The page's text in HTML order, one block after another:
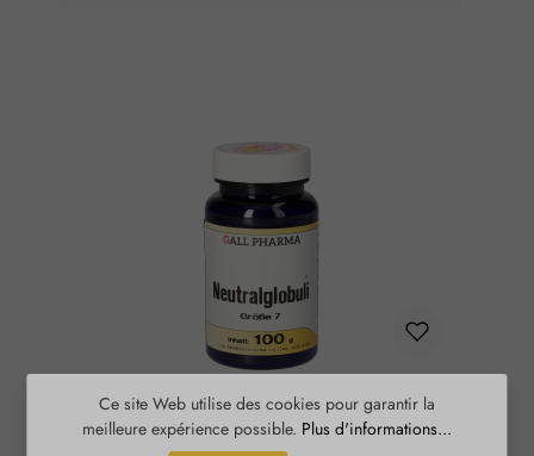
Globules neutres taille 7 GPH
Ce site Web utilise des cookies pour garantir la
meilleure expérience possible. Plus d'informations...